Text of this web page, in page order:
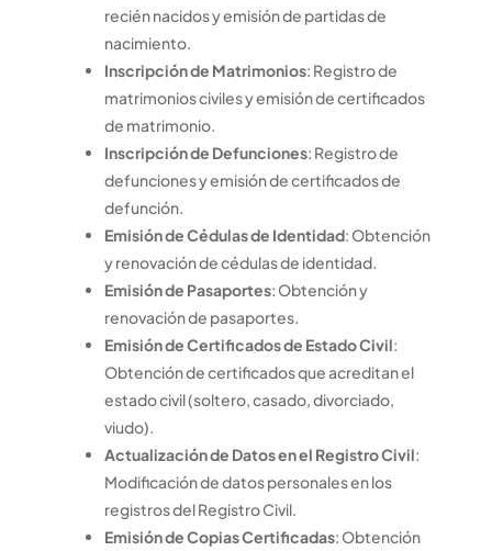
recién nacidos y emisión de partidas de
nacimiento.
Inscripción de Matrimonios: Registro de
matrimonios civiles y emisión de certificados
de matrimonio.
Inscripción de Defunciones: Registro de
defunciones y emisión de certificados de
defunción.
Emisión de Cédulas de Identidad: Obtención
y renovación de cédulas de identidad.
Emisión de Pasaportes: Obtención y
renovación de pasaportes.
Emisión de Certificados de Estado Civil:
Obtención de certificados que acreditan el
estado civil (soltero, casado, divorciado,
viudo).
Actualización de Datos en el Registro Civil:
Modificación de datos personales en los
registros del Registro Civil.
Emisión de Copias Certificadas: Obtención